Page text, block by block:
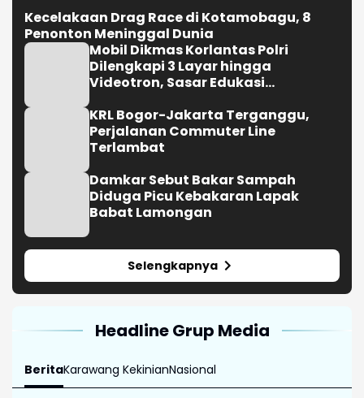
Kecelakaan Drag Race di Kotamobagu, 8
Penonton Meninggal Dunia
Mobil Dikmas Korlantas Polri
Dilengkapi 3 Layar hingga
Videotron, Sasar Edukasi
KRL Bogor-Jakarta Terganggu,
Perjalanan Commuter Line
Terlambat
Damkar Sebut Bakar Sampah
Diduga Picu Kebakaran Lapak
Babat Lamongan
Selengkapnya
Headline Grup Media
BeritaKarawang KekinianNasional